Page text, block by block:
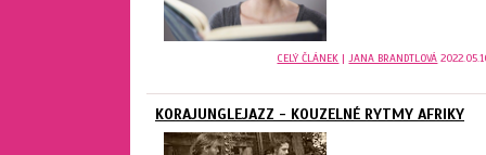
CELÝ ČLÁNEK |JANA BRANDTLOVÁ
KORAJUNGLEJAZZ - KOUZELNÉ RYTMY AFRIKY